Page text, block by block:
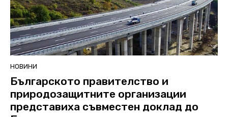
НОВИНИ
Българското правителство и
природозащитните организации
представиха съвместен доклад до